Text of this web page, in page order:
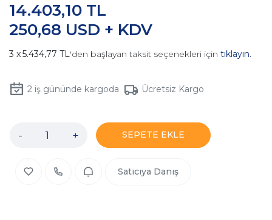
250,68 USD + KDV
14.403,10 TL
5.434,77 TL'den başlayan taksit seçenekleri için tıklayın.
2iş gününde kargoda Ücretsiz Kargo
- + SEPETE EKLE
Satıcıya Danış